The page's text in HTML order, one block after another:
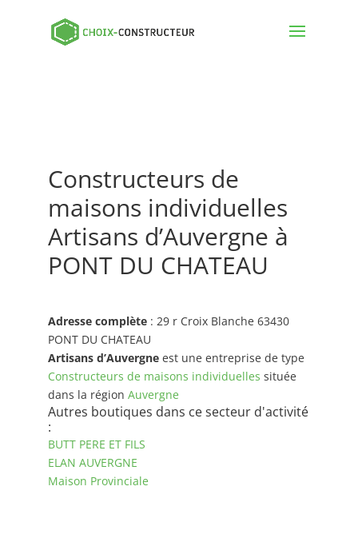
Constructeurs de
maisons individuelles
Artisans d’Auvergne à
PONT DU CHATEAU
Adresse complète: 29 r Croix Blanche 63430
PONT DU CHATEAU
Artisans d’Auvergneest une entreprise de type
Constructeurs de maisons individuelles située
dans la région Auvergne
Autres boutiques dans ce secteur d'activité
:
BUTT PERE ET FILS
ELAN AUVERGNE
Maison Provinciale